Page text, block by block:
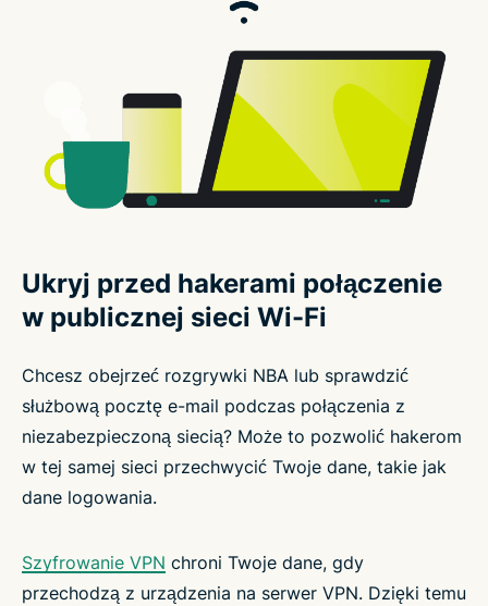
Ukryj przed hakerami połączenie
w publicznej sieci Wi-Fi
Chcesz obejrzeć rozgrywki NBA lub sprawdzić
służbową pocztę e-mail podczas połączenia z
niezabezpieczoną siecią? Może to pozwolić hakerom
w tej samej sieci przechwycić Twoje dane, takie jak
dane logowania.
Szyfrowanie VPN chroni Twoje dane, gdy
przechodzą z urządzenia na serwer VPN. Dzięki temu